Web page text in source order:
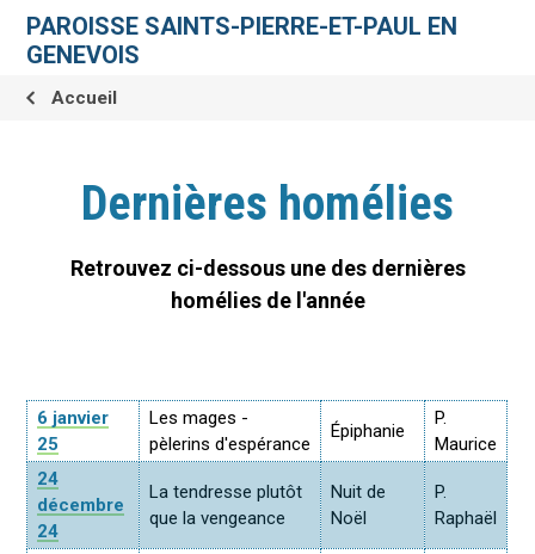
contenu.
navigation
personnelsPAROISSE SAINTS-PIERRE-ET-PAUL EN
GENEVOIS
Accueil
Dernières homélies
Retrouvez ci-dessous une des dernières
homélies de l'année
6 janvier
25
Les mages -
pèlerins d'espérance
Épiphanie
P.
Maurice
24
décembre
24
La tendresse plutôt
que la vengeance
Nuit de
Noël
P.
Raphaël